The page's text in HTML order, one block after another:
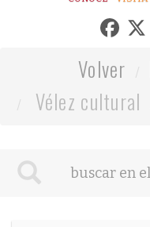
Volver
Vélez cultural